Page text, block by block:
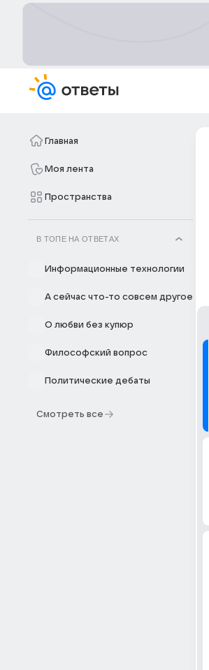
Главная
Моя лента
Пространства
В ТОПЕ НА ОТВЕТАХ
Информационные технологии
А сейчас что-то совсем другое
О любви без купюр
Философский вопрос
Политические дебаты
Смотреть все